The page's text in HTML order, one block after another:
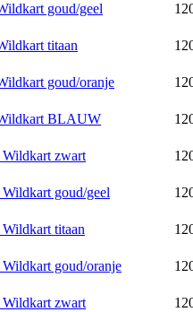
goud/geel
titaan
goud/oranje
BLAUW
Wildkart zwart
goud/geel
titaan
goud/oranje
Wildkart zwart